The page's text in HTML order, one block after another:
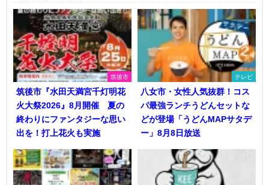
筑後市
筑後市『水田天満宮千灯明花
火大祭2026』8月開催 夏の
終わりにファンタジーな思い
出を！打上花火も実施
テレビ
八女市・女性人気抜群！コス
パ最強ランチうどんセットな
どが登場「うどんMAPサタデ
ー」8月8日放送